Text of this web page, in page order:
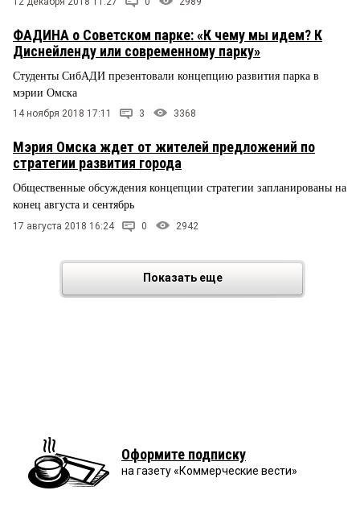
ФАДИНА о Советском парке: «К чему мы идем? К
Диснейленду или современному парку»
Студенты СибАДИ презентовали концепцию развития парка в
мэрии Омска
14 ноября 2018 17:11 3 3368
Мэрия Омска ждет от жителей предложений по
стратегии развития города
Общественные обсуждения концепции стратегии запланированы на
конец августа и сентябрь
17 августа 2018 16:24 0 2942
Показать еще
Оформите подписку
на газету «Коммерческие вести»